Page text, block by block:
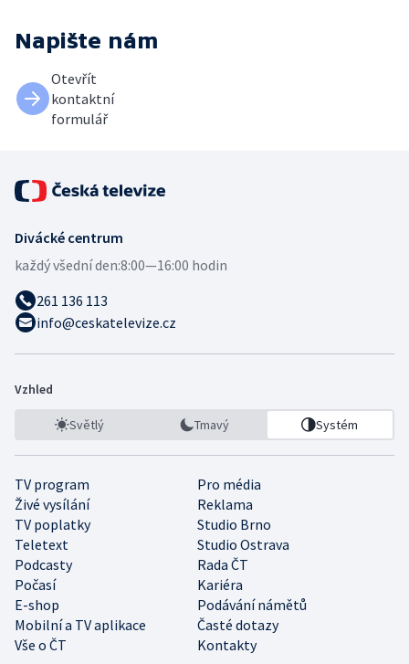
Napište nám
Otevřít
kontaktní
formulář
Divácké centrum
každý všední den:8:00—16:00 hodin
261 136 113
info@ceskatelevize.cz
Vzhled
Světlý Tmavý Systém
TV program
Pro média
Živé vysílání
Reklama
TV poplatky
Studio Brno
Teletext
Studio Ostrava
Podcasty
Rada ČT
Počasí
Kariéra
E-shop
Podávání námětů
Mobilní a TV aplikace
Časté dotazy
Vše o ČT
Kontakty